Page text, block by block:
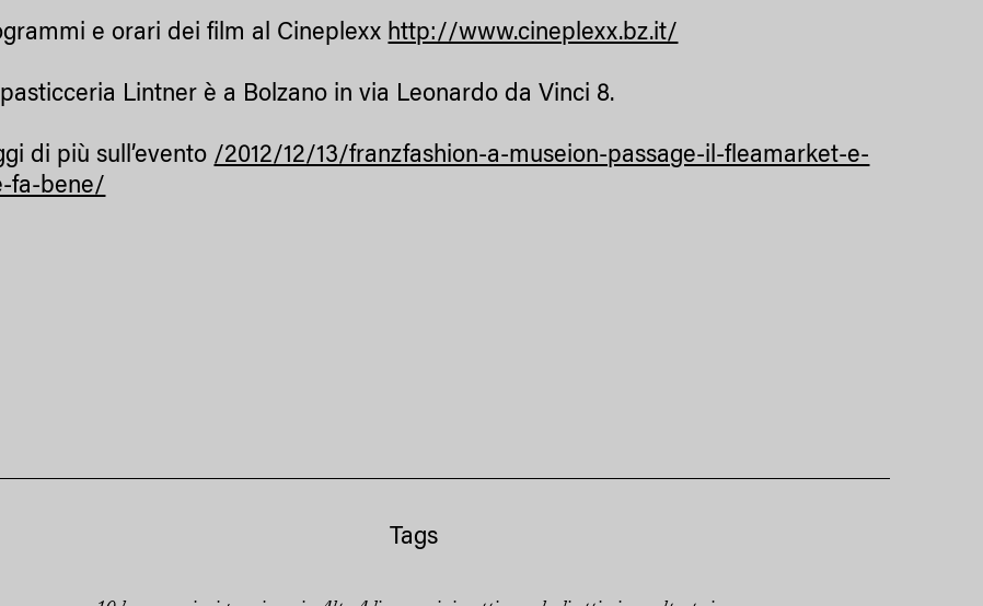
e orari dei film al Cineplexx http://www.cineplexx.bz.it/
Lintner è a Bolzano in via Leonardo da Vinci 8.
di più sull’evento /2012/12/13/franzfashion-a-museion-passage-il-fleamarket-e-
fa-bene/
Tags